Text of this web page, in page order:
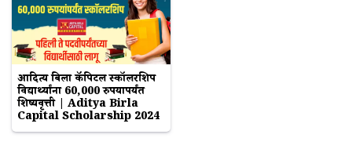
आदित्य बिर्ला कॅपिटल स्कॉलरशिप
विद्यार्थ्यांना 60,000 रुपयापर्यंत
शिष्यवृत्ती | Aditya Birla
Capital Scholarship 2024